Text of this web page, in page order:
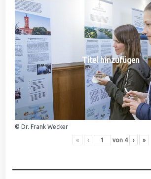
Titel hinzufügen
© Dr. Frank Wecker
« ‹ von 4 › »